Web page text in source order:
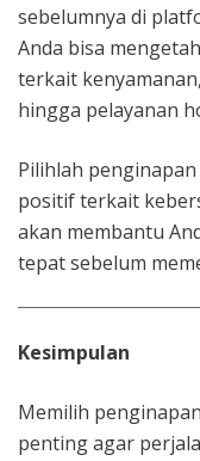
sebelumnya di
Anda bisa
terkait
hingga pelayanan
Pilihlah
positif terkait
akan membantu
tepat sebelum
Kesimpulan
Memilih
penting agar